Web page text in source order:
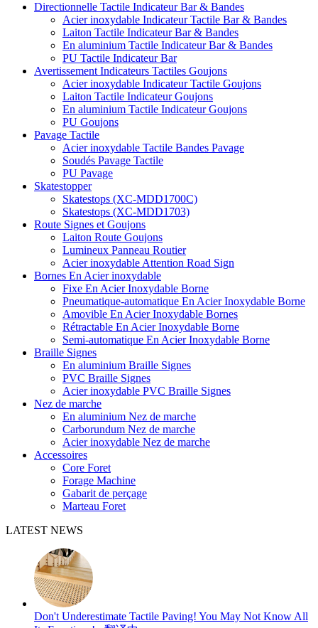
Directionnelle Tactile Indicateur Bar & Bandes
Acier inoxydable Indicateur Tactile Bar & Bandes
Laiton Tactile Indicateur Bar & Bandes
En aluminium Tactile Indicateur Bar & Bandes
PU Tactile Indicateur Bar
Avertissement Indicateurs Tactiles Goujons
Acier inoxydable Indicateur Tactile Goujons
Laiton Tactile Indicateur Goujons
En aluminium Tactile Indicateur Goujons
PU Goujons
Pavage Tactile
Acier inoxydable Tactile Bandes Pavage
Soudés Pavage Tactile
PU Pavage
Skatestopper
Skatestops (XC-MDD1700C)
Skatestops (XC-MDD1703)
Route Signes et Goujons
Laiton Route Goujons
Lumineux Panneau Routier
Acier inoxydable Attention Road Sign
Bornes En Acier inoxydable
Fixe En Acier Inoxydable Borne
Pneumatique-automatique En Acier Inoxydable Borne
Amovible En Acier Inoxydable Bornes
Rétractable En Acier Inoxydable Borne
Semi-automatique En Acier Inoxydable Borne
Braille Signes
En aluminium Braille Signes
PVC Braille Signes
Acier inoxydable PVC Braille Signes
Nez de marche
En aluminium Nez de marche
Carborundum Nez de marche
Acier inoxydable Nez de marche
Accessoires
Core Foret
Forage Machine
Gabarit de perçage
Marteau Foret
LATEST NEWS
Don't Underestimate Tactile Paving! You May Not Know All